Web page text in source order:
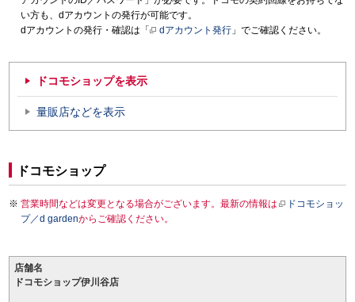
い方も、dアカウントの発行が可能です。
dアカウントの発行・確認は「
dアカウント発行 」でご確認ください。
ドコモショップを表示
量販店などを表示
ドコモショップ
営業時間などは変更となる場合がございます。最新の情報は
ドコモショッ
プ／d gardenからご確認ください。
店舗名
ドコモショップ伊川谷店